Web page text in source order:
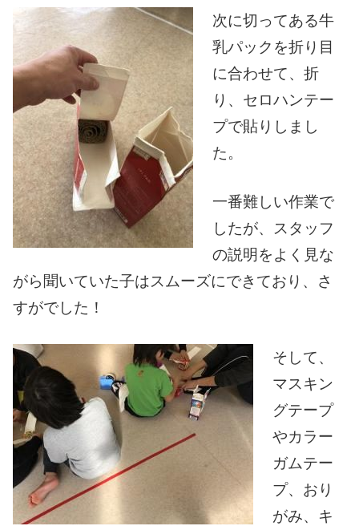
次に切ってある牛
乳パックを折り目
に合わせて、折
り、セロハンテー
プで貼りしまし
た。
一番難しい作業で
したが、スタッフ
の説明をよく見な
がら聞いていた子はスムーズにできており、さ
すがでした！
そして、
マスキン
グテープ
やカラー
ガムテー
プ、おり
がみ、キ